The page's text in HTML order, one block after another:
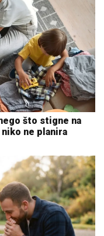
što stigne na
ne planira